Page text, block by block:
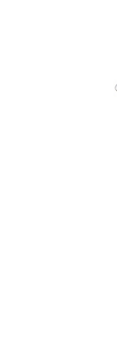
Aktuální
Aukce